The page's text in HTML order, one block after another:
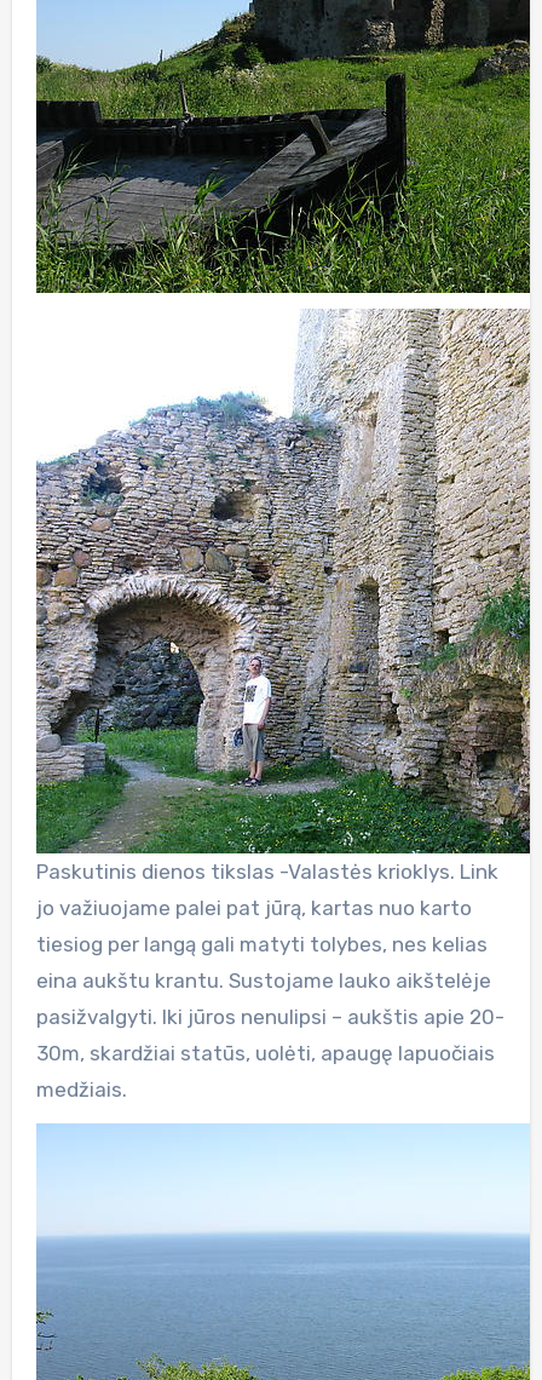
Paskutinis dienos tikslas -Valastės krioklys. Link
jo važiuojame palei pat jūrą, kartas nuo karto
tiesiog per langą gali matyti tolybes, nes kelias
eina aukštu krantu. Sustojame lauko aikštelėje
pasižvalgyti. Iki jūros nenulipsi – aukštis apie 20-
30m, skardžiai statūs, uolėti, apaugę lapuočiais
medžiais.